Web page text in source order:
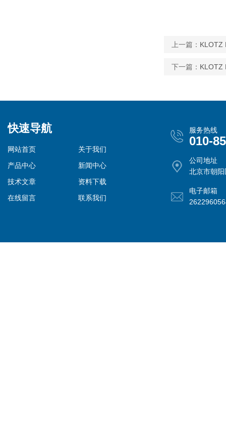
上一篇： KLOTZ
下一篇： KLOTZ
快速导航
网站首页
关于我们
产品中心
新闻中心
技术文章
资料下载
在线留言
联系我们
服务热线
010-
公司地址
北京市朝
电子邮箱